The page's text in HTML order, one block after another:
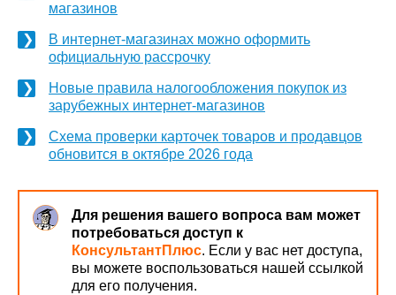
магазинов
В интернет-магазинах можно оформить
официальную рассрочку
Новые правила налогообложения покупок из
зарубежных интернет-магазинов
Схема проверки карточек товаров и продавцов
обновится в октябре 2026 года
Для решения вашего вопроса вам может
потребоваться доступ к
КонсультантПлюс. Если у вас нет доступа,
вы можете воспользоваться нашей ссылкой
для его получения.